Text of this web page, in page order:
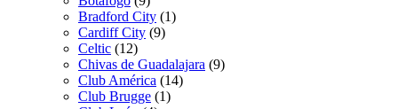
Bradford City (1)
Cardiff City (9)
Celtic (12)
Chivas de Guadalajara (9)
Club América (14)
Club Brugge (1)